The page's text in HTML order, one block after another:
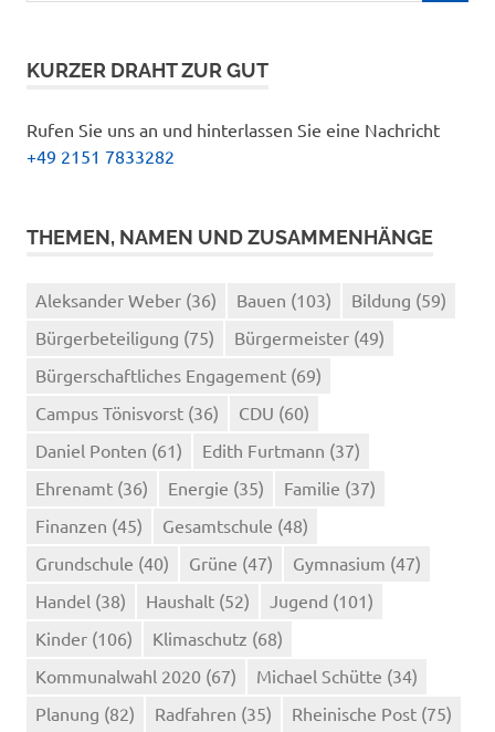
KURZER DRAHT ZUR GUT
Rufen Sie uns an und hinterlassen Sie eine Nachricht
+49 2151 7833282
THEMEN, NAMEN UND ZUSAMMENHÄNGE
Aleksander Weber (36) Bauen (103) Bildung (59)
Bürgerbeteiligung (75) Bürgermeister (49)
Bürgerschaftliches Engagement (69)
Campus Tönisvorst (36) CDU (60)
Daniel Ponten (61) Edith Furtmann (37)
Ehrenamt (36) Energie (35) Familie (37)
Finanzen (45) Gesamtschule (48)
Grundschule (40) Grüne (47) Gymnasium (47)
Handel (38) Haushalt (52) Jugend (101)
Kinder (106) Klimaschutz (68)
Kommunalwahl 2020 (67) Michael Schütte (34)
Planung (82) Radfahren (35) Rheinische Post (75)